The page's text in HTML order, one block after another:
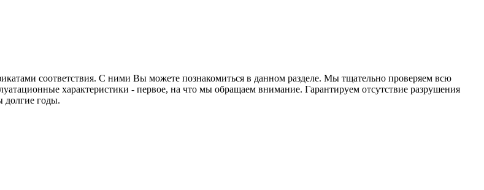
соответствия. С ними Вы можете познакомиться в данном разделе. Мы тщательно проверяем всю
характеристики - первое, на что мы обращаем внимание. Гарантируем отсутствие разрушения
долгие годы.